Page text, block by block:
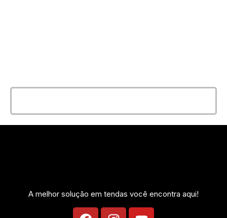
A melhor solução em tendas você encontra aqui!